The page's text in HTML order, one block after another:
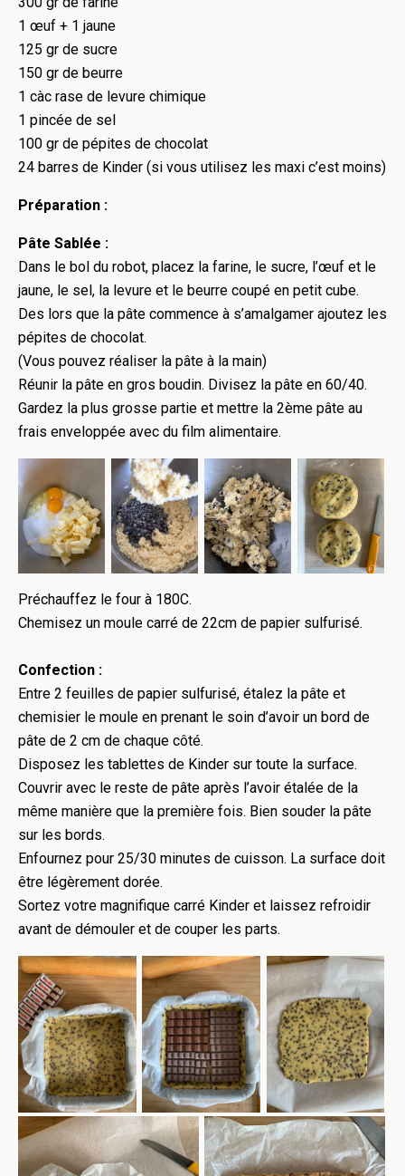
1 œuf + 1 jaune
125 gr de sucre
150 gr de beurre
1 càc rase de levure chimique
1 pincée de sel
100 gr de pépites de chocolat
24 barres de Kinder (si vous utilisez les maxi c’est moins)
Préparation :
Pâte Sablée :
Dans le bol du robot, placez la farine, le sucre, l’œuf et le
jaune, le sel, la levure et le beurre coupé en petit cube.
Des lors que la pâte commence à s’amalgamer ajoutez les
pépites de chocolat.
(Vous pouvez réaliser la pâte à la main)
Réunir la pâte en gros boudin. Divisez la pâte en 60/40.
Gardez la plus grosse partie et mettre la 2ème pâte au
frais enveloppée avec du film alimentaire.
Préchauffez le four à 180C.
Chemisez un moule carré de 22cm de papier sulfurisé.
Confection :
Entre 2 feuilles de papier sulfurisé, étalez la pâte et
chemisier le moule en prenant le soin d’avoir un bord de
pâte de 2 cm de chaque côté.
Disposez les tablettes de Kinder sur toute la surface.
Couvrir avec le reste de pâte après l’avoir étalée de la
même manière que la première fois. Bien souder la pâte
sur les bords.
Enfournez pour 25/30 minutes de cuisson. La surface doit
être légèrement dorée.
Sortez votre magnifique carré Kinder et laissez refroidir
avant de démouler et de couper les parts.